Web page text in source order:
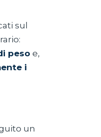
sul
peso e,
i
un